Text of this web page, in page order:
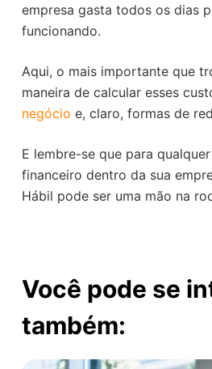
empresa gasta todos os dias
funcionando.
Aqui, o mais importante que
maneira de calcular esses
negócio e, claro, formas de
E lembre-se que para
financeiro dentro da sua
Hábil pode ser uma mão na
Você pode se
também: